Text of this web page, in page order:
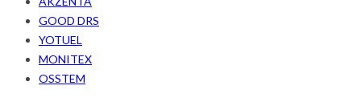
GOOD DRS
YOTUEL
MONITEX
OSSTEM